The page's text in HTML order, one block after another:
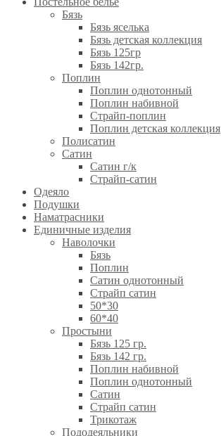
Бязь
Бязь яселька
Бязь детская коллекция
Бязь 125гр
Бязь 142гр.
Поплин
Поплин однотонный
Поплин набивной
Страйп-поплин
Поплин детская коллекция
Полисатин
Сатин
Сатин г/к
Страйп-сатин
Одеяло
Подушки
Наматрасники
Единичные изделия
Наволочки
Бязь
Поплин
Сатин однотонный
Страйп сатин
50*30
60*40
Простыни
Бязь 125 гр.
Бязь 142 гр.
Поплин набивной
Поплин однотонный
Сатин
Страйп сатин
Трикотаж
Пододеяльники